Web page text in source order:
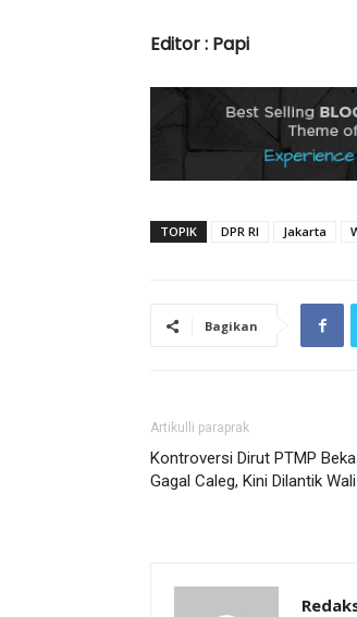
Editor : Papi
TOPIK DPR RI Jakarta
Bagikan
Artikulli paraprak
Kontroversi Dirut PTMP
Gagal Caleg, Kini Dilantik